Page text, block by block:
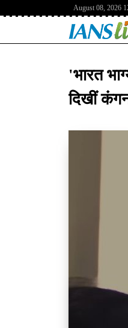
August 08, 2026
'भारत
दिखीं